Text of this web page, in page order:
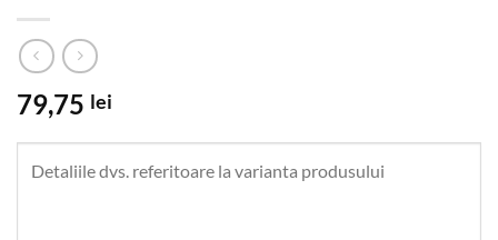
79,75 lei